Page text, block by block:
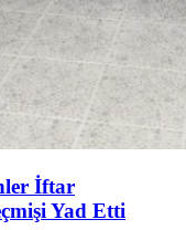
İftar
Yad Etti